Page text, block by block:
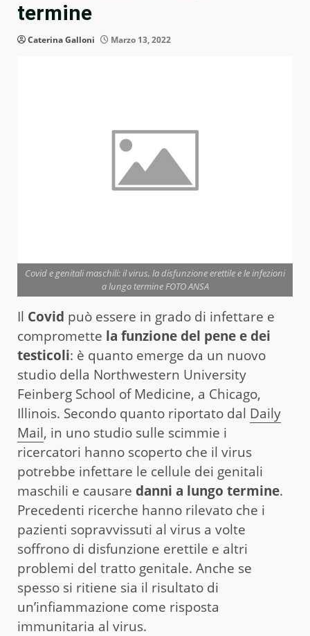
termine
Caterina Galloni Marzo 13, 2022
Covid e genitali maschili: il virus, la disfunzione erettile e le infezioni
a lungo termine FOTO ANSA
Il Covid può essere in grado di infettare e
compromette la funzione del pene e dei
testicoli: è quanto emerge da un nuovo
studio della Northwestern University
Feinberg School of Medicine, a Chicago,
Illinois. Secondo quanto riportato dal Daily
Mail, in uno studio sulle scimmie i
ricercatori hanno scoperto che il virus
potrebbe infettare le cellule dei genitali
maschili e causare danni a lungo termine.
Precedenti ricerche hanno rilevato che i
pazienti sopravvissuti al virus a volte
soffrono di disfunzione erettile e altri
problemi del tratto genitale. Anche se
spesso si ritiene sia il risultato di
un’infiammazione come risposta
immunitaria al virus.